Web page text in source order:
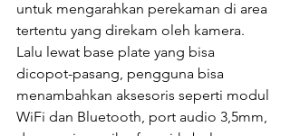
untuk mengarahkan perekaman di area
tertentu yang direkam oleh kamera.
Lalu lewat base plate yang bisa
dicopot-pasang, pengguna bisa
menambahkan aksesoris seperti modul
WiFi dan Bluetooth, port audio 3,5mm,